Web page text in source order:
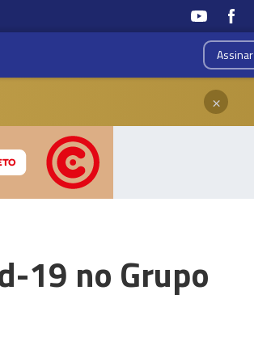
Assinar
×
19 no Grupo